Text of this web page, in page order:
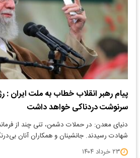
پیام رهبر انقلاب خطاب به ملت ایران :
سرنوشت دردناکی خواهد داشت
دنیای معدن: در حملات دشمن، تنی چند از
شهادت رسیدند. جانشینان و همکاران آنان
۲۳ خرداد ۱۴۰۴